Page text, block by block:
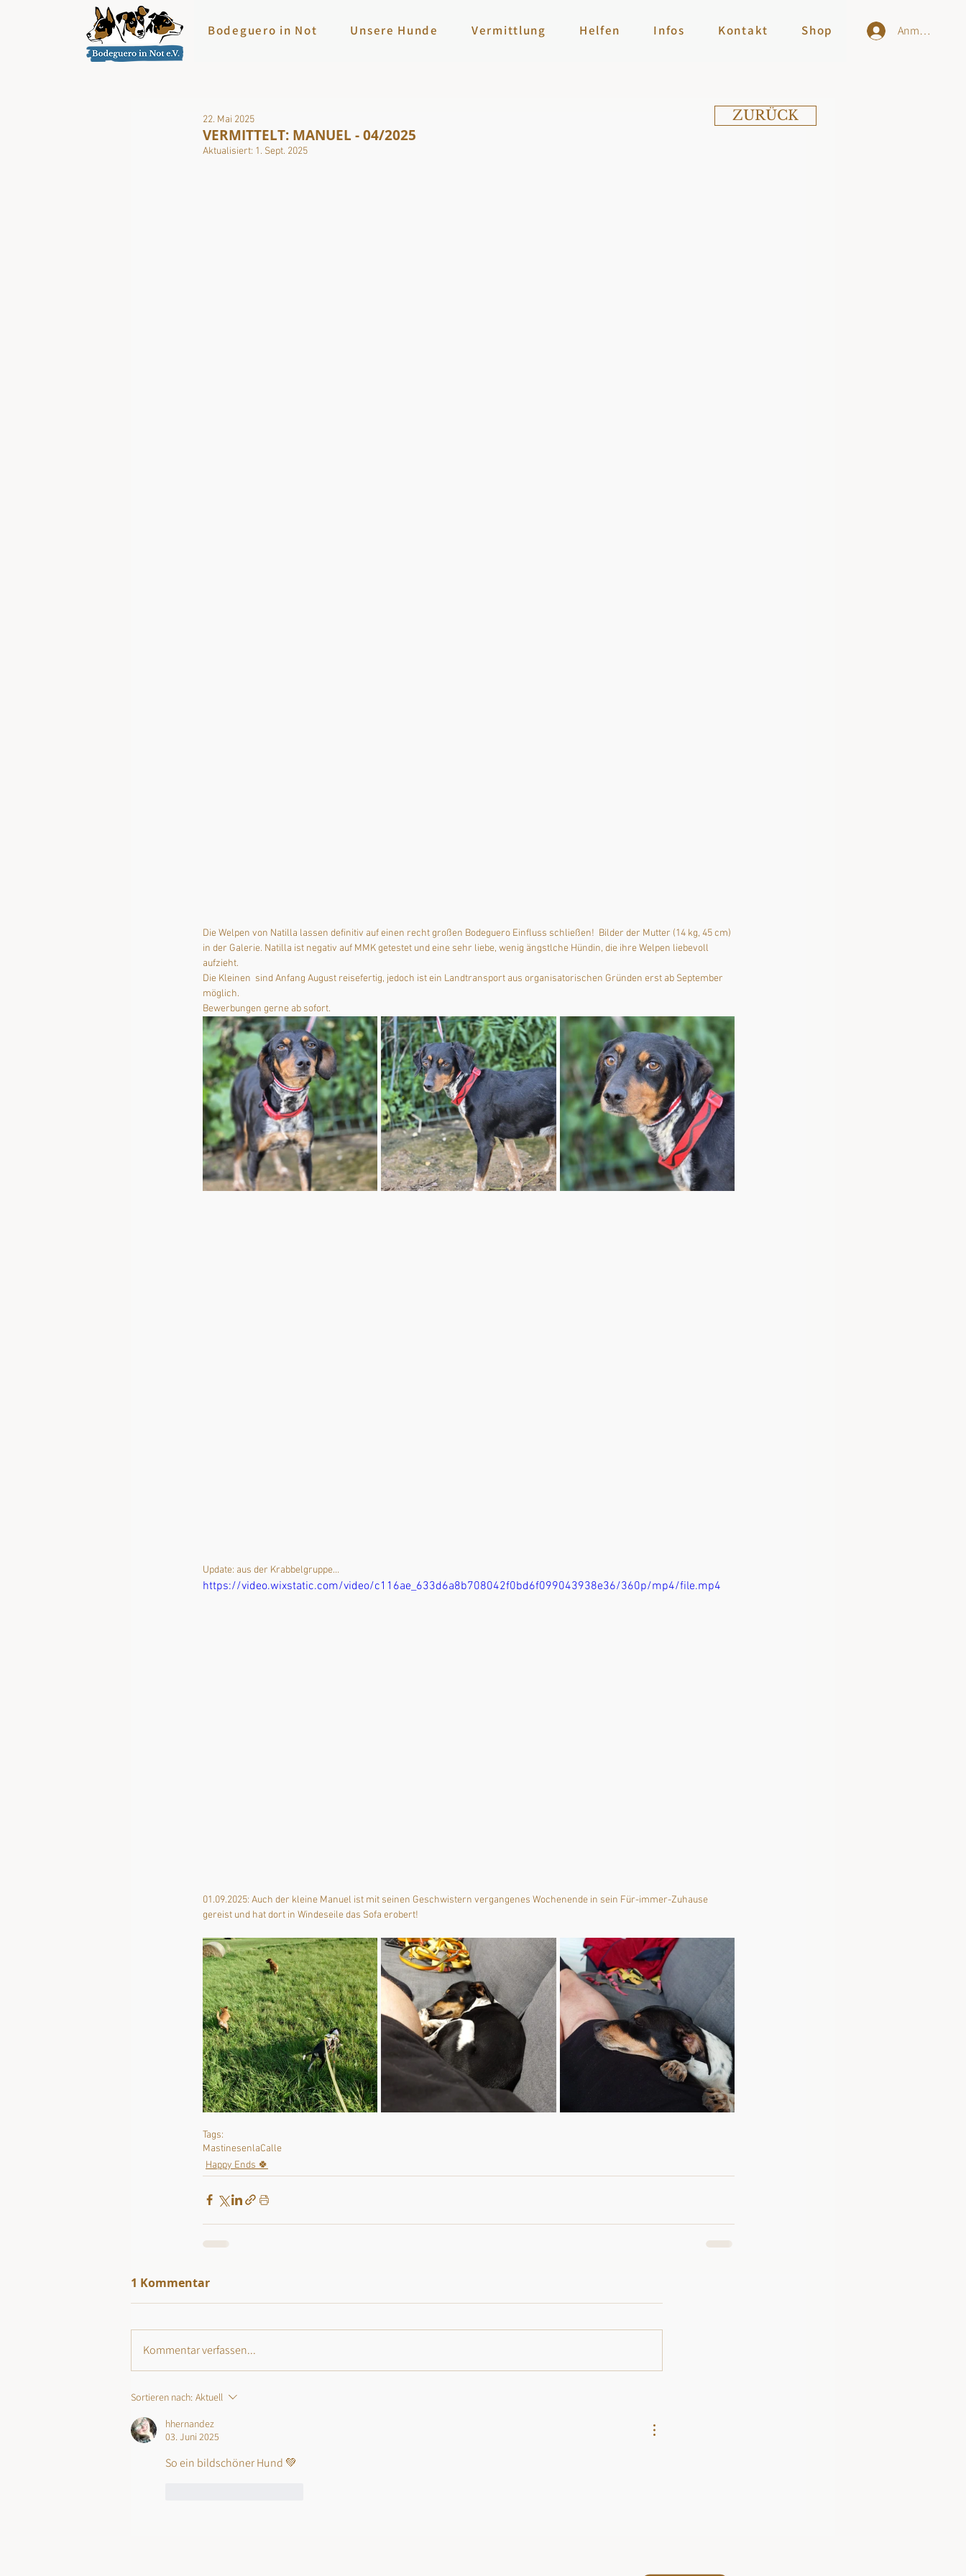
Bodeguero in Not Unsere Hunde Vermittlung Helfen Infos Kontakt Shop Anmelden
VERMITTELT: MANUEL - 04/2025
22. Mai 2025
Aktualisiert: 1. Sept. 2025
Die Welpen von Natilla lassen definitiv auf einen recht großen Bodeguero Einfluss schließen!  Bilder der Mutter (14 kg, 45 cm)
in der Galerie. Natilla ist negativ auf MMK getestet und eine sehr liebe, wenig ängstlche Hündin, die ihre Welpen liebevoll
aufzieht.
Die Kleinen  sind Anfang August reisefertig, jedoch ist ein Landtransport aus organisatorischen Gründen erst ab September
möglich.
Bewerbungen gerne ab sofort.
Update: aus der Krabbelgruppe…
https://video.wixstatic.com/video/c116ae_633d6a8b708042f0bd6f099043938e36/360p/mp4/file.mp4
01.09.2025: Auch der kleine Manuel ist mit seinen Geschwistern vergangenes Wochenende in sein Für-immer-Zuhause
gereist und hat dort in Windeseile das Sofa erobert!
Tags:
MastinesenlaCalle
Happy Ends 🍀
1 Kommentar
Kommentar verfassen...
Sortieren nach: Aktuell
hhernandez
03. Juni 2025
So ein bildschöner Hund 💚
ZURÜCK